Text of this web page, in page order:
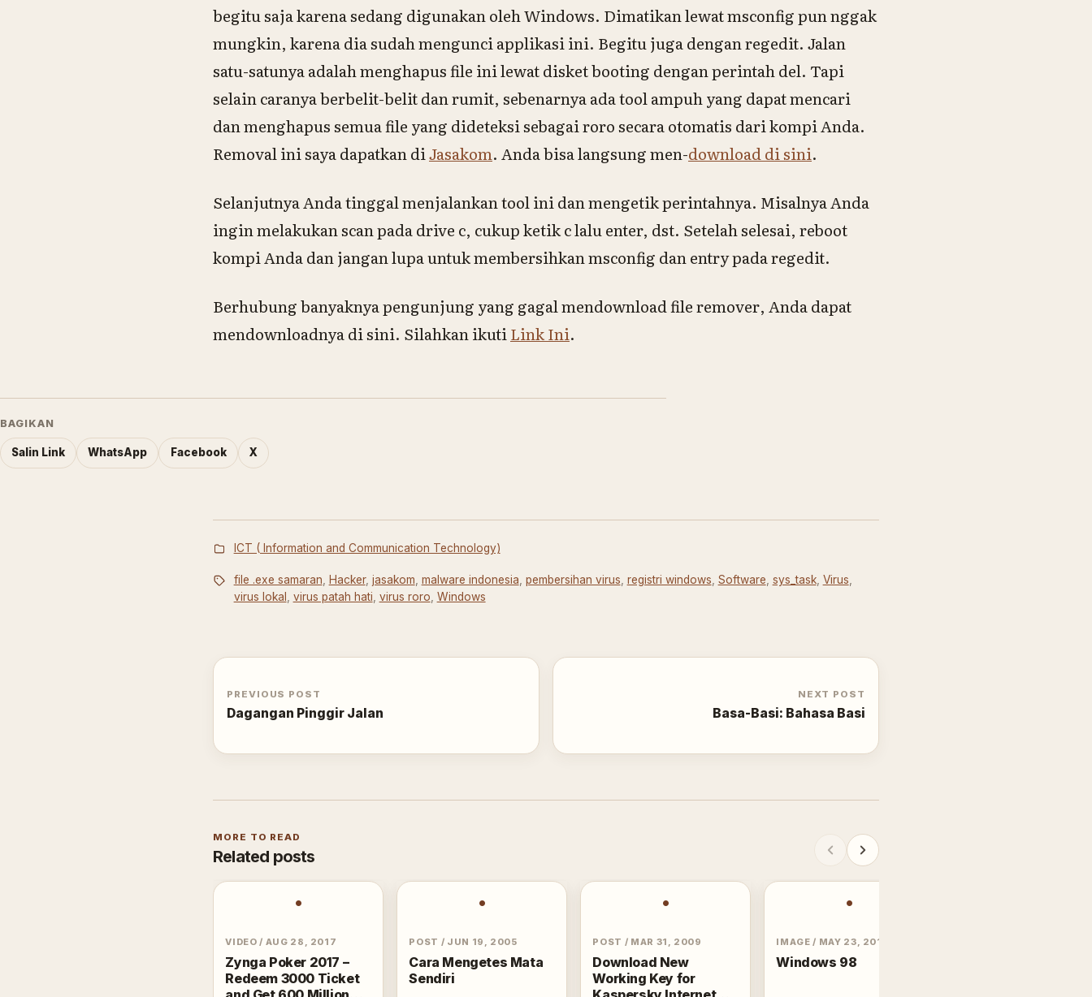
begitu saja karena sedang digunakan oleh Windows. Dimatikan lewat msconfig pun nggak
mungkin, karena dia sudah mengunci applikasi ini. Begitu juga dengan regedit. Jalan
satu-satunya adalah menghapus file ini lewat disket booting dengan perintah del. Tapi
selain caranya berbelit-belit dan rumit, sebenarnya ada tool ampuh yang dapat mencari
dan menghapus semua file yang dideteksi sebagai roro secara otomatis dari kompi Anda.
Removal ini saya dapatkan di Jasakom. Anda bisa langsung men-download di sini.
Selanjutnya Anda tinggal menjalankan tool ini dan mengetik perintahnya. Misalnya Anda
ingin melakukan scan pada drive c, cukup ketik c lalu enter, dst. Setelah selesai, reboot
kompi Anda dan jangan lupa untuk membersihkan msconfig dan entry pada regedit.
Berhubung banyaknya pengunjung yang gagal mendownloadfile remover, Anda dapat
mendownloadnya di sini. Silahkan ikutiLink Ini.
BAGIKAN
Salin Link WhatsApp Facebook X
ICT ( Information and Communication Technology)
file .exe samaran, Hacker, jasakom, malware indonesia, pembersihan virus, registri windows, Software, sys_task, Virus,
virus lokal , virus patah hati, virus roro, Windows
PREVIOUS POST
Dagangan Pinggir Jalan
NEXT POST
Basa-Basi: Bahasa Basi
MORE TO READ
Related posts
•
VIDEO/ AUG 28, 2017
Zynga Poker 2017 –
Redeem 3000 Ticket
•
POST / JUN 19, 2005
Cara Mengetes Mata
Sendiri
•
POST / MAR 31, 2009
Download New
Working Key for
•
IMAGE/ MAY 23, 2014
Windows 98